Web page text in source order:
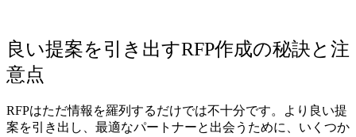
良い提案を引き出すRFP作成の秘訣と注
意点
RFPはただ情報を羅列するだけでは不十分です。より良い提
案を引き出し、最適なパートナーと出会うために、いくつか